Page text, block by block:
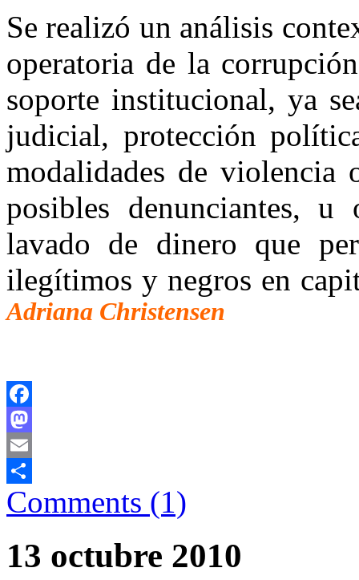
Se realizó un análisis
operatoria de la
soporte institucional, ya
judicial, protección
modalidades de violencia
posibles denunciantes,
lavado de dinero que
ilegítimos y negros en
Adriana Christensen
Facebook
Mastodon
Email
Comparteix
Comments (1)
13 octubre 2010